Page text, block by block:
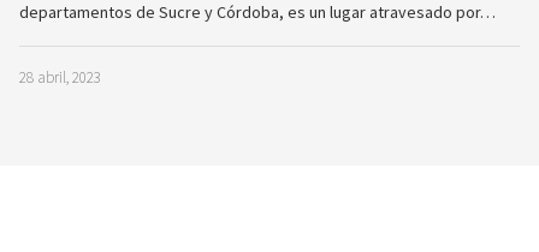
departamentos de Sucre y Córdoba, es un lugar atravesado por…
28 abril, 2023